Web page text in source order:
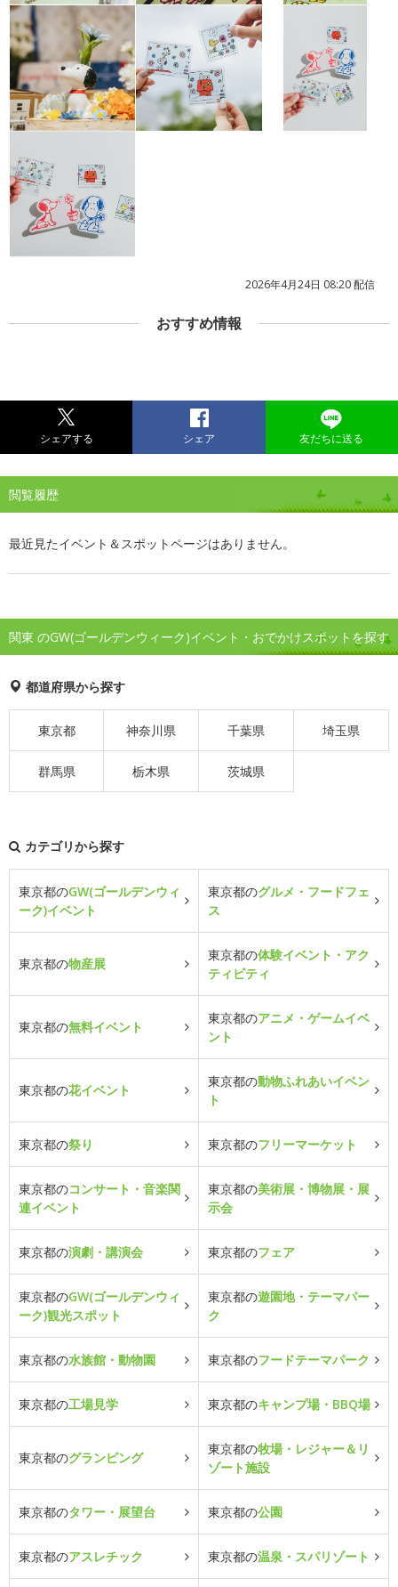
2026年4月24日 08:20 配信
おすすめ情報
シェアする シェア 友だちに送る
閲覧履歴
最近見たイベント＆スポットページはありません。
関東 のGW(ゴールデンウィーク)イベント・おでかけスポットを探す
都道府県から探す
東京都 神奈川県 千葉県 埼玉県
群馬県 栃木県 茨城県
カテゴリから探す
東京都のGW(ゴールデンウィ
ーク)イベント
東京都のグルメ・フードフェ
ス
東京都の物産展
東京都の体験イベント・アク
ティビティ
東京都の無料イベント
東京都のアニメ・ゲームイベ
ント
東京都の花イベント
東京都の動物ふれあいイベン
ト
東京都の祭り 東京都のフリーマーケット
東京都のコンサート・音楽関
連イベント
東京都の美術展・博物展・展
示会
東京都の演劇・講演会 東京都のフェア
東京都のGW(ゴールデンウィ
ーク)観光スポット
東京都の遊園地・テーマパー
ク
東京都の水族館・動物園 東京都のフードテーマパーク
東京都の工場見学 東京都のキャンプ場・BBQ場
東京都のグランピング
東京都の牧場・レジャー＆リ
ゾート施設
東京都のタワー・展望台 東京都の公園
東京都のアスレチック 東京都の温泉・スパリゾート